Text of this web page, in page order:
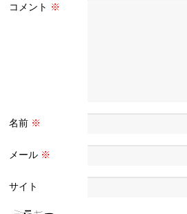
コメント ※
名前 ※
メール ※
サイト